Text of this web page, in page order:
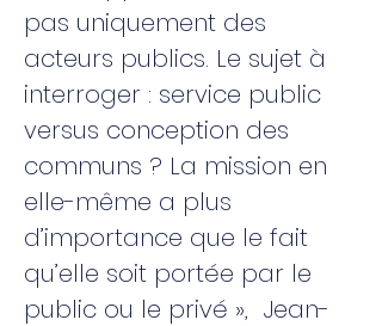
pas uniquement des
acteurs publics. Le sujet à
interroger : service public
versus conception des
communs ? La mission en
elle-même a plus
d’importance que le fait
qu’elle soit portée par le
public ou le privé », Jean-